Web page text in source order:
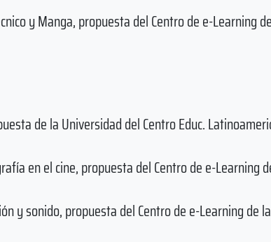
y Manga, propuesta del Centro de e-Learning
de la Universidad del Centro Educ.
en el cine, propuesta del Centro de e-Learning
y sonido, propuesta del Centro de e-Learning de